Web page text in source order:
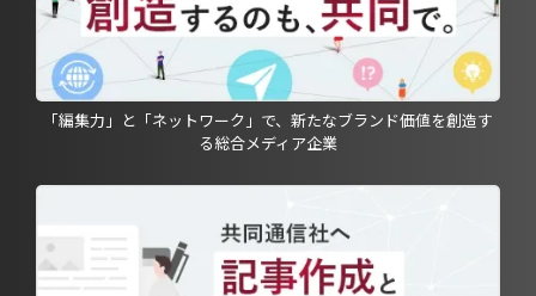
「編集力」と「ネットワーク」で、新たなブランド価値を創造す
る総合メディア企業